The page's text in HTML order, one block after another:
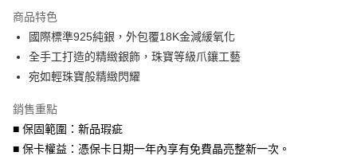
合作金庫商業銀行
華南商業銀行
彰化商業銀行
上海商業儲蓄銀行
台北富邦商業銀行
國泰世華商業銀行
匯豐（台灣）商業銀行
聯邦商業銀行
元大商業銀行
永豐商業銀行
6 期 0 利率 每期
華南商業銀行
彰化商業銀行
上海商業儲蓄銀行
臺灣中小企業銀行
匯豐（台灣）商業銀行
聯邦商業銀行
遠東國際商業銀行
超商取貨付款
LINE Pay
Apple Pay
街口支付
商品特色
國際標準925純銀，外包覆18K金減緩氧化
全手工打造的精緻銀飾，珠寶等級爪鑲工藝
宛如輕珠寶般精緻閃耀
銷售重點
■ 保固範圍：新品瑕疵
■ 保卡權益：憑保卡日期一年內享有免費晶亮整新一次。